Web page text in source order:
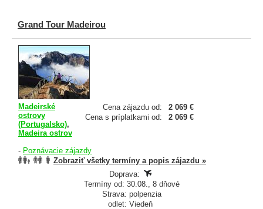
Grand Tour Madeirou
Cena zájazdu od:
2 069 €
Cena s príplatkami od:
2 069 €
Madeirské
ostrovy
(Portugalsko),
Madeira ostrov
- Poznávacie zájazdy
Zobraziť všetky termíny a popis zájazdu »
Doprava:
Termíny od: 30.08., 8 dňové
Strava: polpenzia
odlet: Viedeň